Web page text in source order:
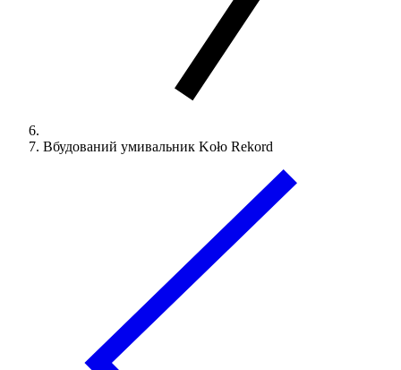
Вбудований умивальник Koło Rekord